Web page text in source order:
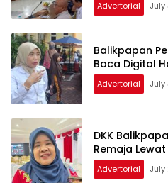
Advertorial July
Balikpapan
Baca Digital
Advertorial July
DKK
Remaja
Advertorial July